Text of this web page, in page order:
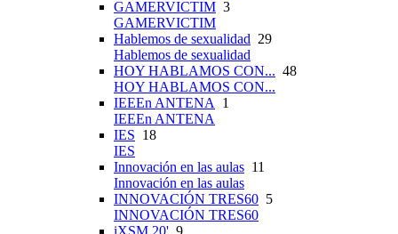
GAMERVICTIM 3
GAMERVICTIM
Hablemos de sexualidad 29
Hablemos de sexualidad
HOY HABLAMOS CON... 48
HOY HABLAMOS CON...
IEEEn ANTENA
1
IEEEn ANTENA
IES 18
IES
Innovación en las aulas 11
Innovación en las aulas
INNOVACIÓN TRES60 5
INNOVACIÓN TRES60